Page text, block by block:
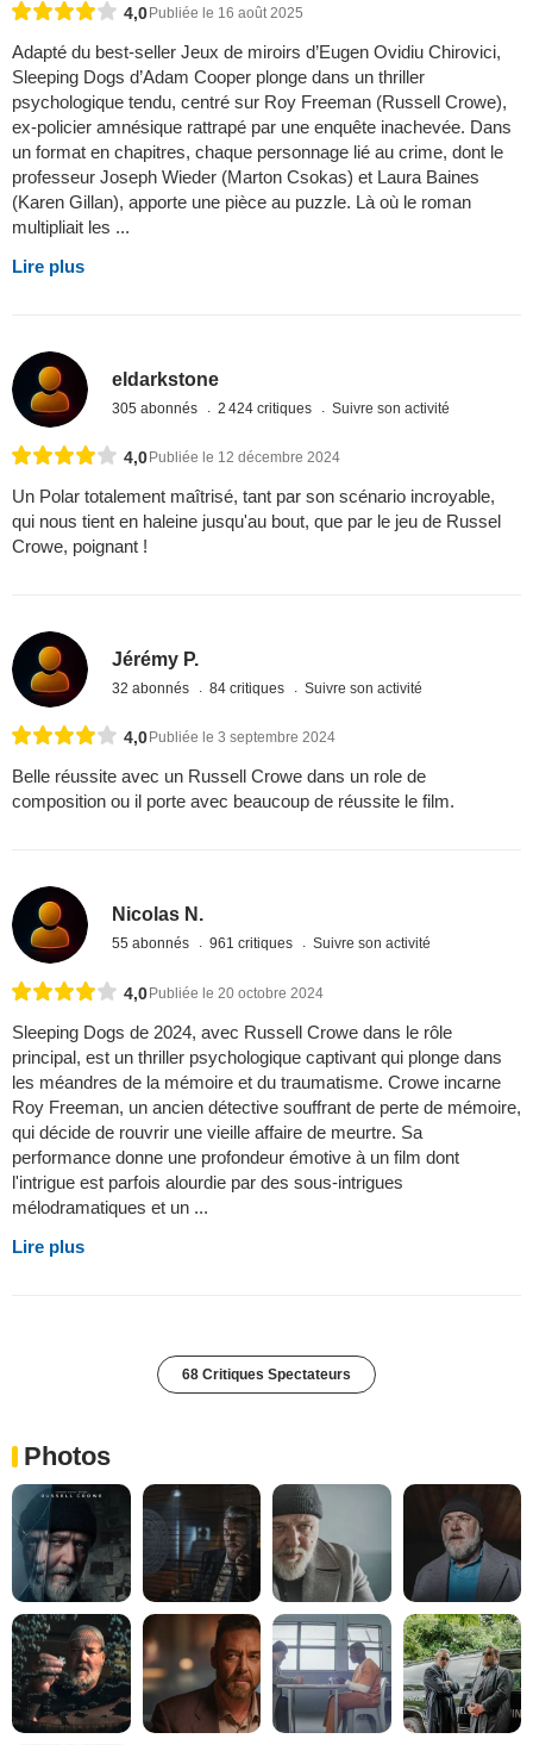
4,0 Publiée le 16 août 2025
Adapté du best-seller Jeux de miroirs d’Eugen Ovidiu Chirovici,
Sleeping Dogs d’Adam Cooper plonge dans un thriller
psychologique tendu, centré sur Roy Freeman (Russell Crowe),
ex-policier amnésique rattrapé par une enquête inachevée. Dans
un format en chapitres, chaque personnage lié au crime, dont le
professeur Joseph Wieder (Marton Csokas) et Laura Baines
(Karen Gillan), apporte une pièce au puzzle. Là où le roman
multipliait les ...
Lire plus
eldarkstone
305 abonnés 2 424 critiques Suivre son activité
4,0 Publiée le 12 décembre 2024
Un Polar totalement maîtrisé, tant par son scénario incroyable,
qui nous tient en haleine jusqu'au bout, que par le jeu de Russel
Crowe, poignant !
Jérémy P.
32 abonnés 84 critiques Suivre son activité
4,0 Publiée le 3 septembre 2024
Belle réussite avec un Russell Crowe dans un role de
composition ou il porte avec beaucoup de réussite le film.
Nicolas N.
55 abonnés 961 critiques Suivre son activité
4,0Publiée le 20 octobre 2024
Sleeping Dogs de 2024, avec Russell Crowe dans le rôle
principal, est un thriller psychologique captivant qui plonge dans
les méandres de la mémoire et du traumatisme. Crowe incarne
Roy Freeman, un ancien détective souffrant de perte de mémoire,
qui décide de rouvrir une vieille affaire de meurtre. Sa
performance donne une profondeur émotive à un film dont
l'intrigue est parfois alourdie par des sous-intrigues
mélodramatiques et un ...
Lire plus
68 Critiques Spectateurs
Photos